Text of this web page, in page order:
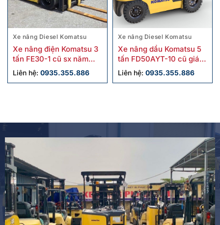
Xe nâng Diesel Komatsu
Xe nâng điện Komatsu 3
tấn FE30-1 cũ sx năm
2018
Liên hệ: 0935.355.886
Xe nâng Diesel Komatsu
Xe nâng dầu Komatsu 5
tấn FD50AYT-10 cũ giá
tốt
Liên hệ: 0935.355.886